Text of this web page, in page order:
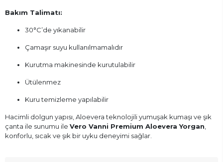
Bakım Talimatı:
30°C’de yıkanabilir
Çamaşır suyu kullanılmamalıdır
Kurutma makinesinde kurutulabilir
Ütülenmez
Kuru temizleme yapılabilir
Hacimli dolgun yapısı, Aloevera teknolojili yumuşak kumaşı ve şık
çanta ile sunumu ile Vero Vanni Premium Aloevera Yorgan
konforlu, sıcak ve şık bir uyku deneyimi sağlar.